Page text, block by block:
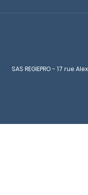
SAS REGIEPRO - 17 rue